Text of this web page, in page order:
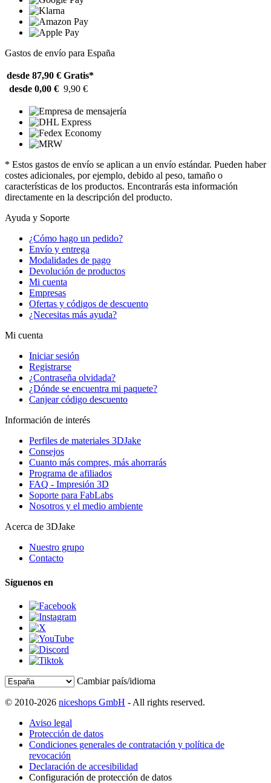
Gastos de envío para España
desde 87,90 € Gratis*
desde 0,00 € 9,90 €
* Estos gastos de envío se aplican a un envío estándar. Pueden haber
costes adicionales, por ejemplo, debido al peso, tamaño o
características de los productos. Encontrarás esta información
directamente en la descripción del producto.
Ayuda y Soporte
¿Cómo hago un pedido?
Envío y entrega
Modalidades de pago
Devolución de productos
Mi cuenta
Empresas
Ofertas y códigos de descuento
¿Necesitas más ayuda?
Mi cuenta
Iniciar sesión
Registrarse
¿Contraseña olvidada?
¿Dónde se encuentra mi paquete?
Canjear código descuento
Información de interés
Perfiles de materiales 3DJake
Consejos
Cuanto más compres, más ahorrarás
Programa de afiliados
FAQ - Impresión 3D
Soporte para FabLabs
Nosotros y el medio ambiente
Acerca de 3DJake
Nuestro grupo
Contacto
Síguenos en
Cambiar país/idioma
© 2010-2026 niceshops GmbH - All rights reserved.
Aviso legal
Protección de datos
Condiciones generales de contratación y política de
revocación
Declaración de accesibilidad
Configuración de protección de datos